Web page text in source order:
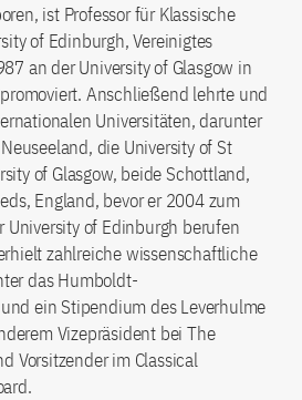
ist Professor für Klassische
of Edinburgh, Vereinigtes
an der University of Glasgow in
Anschließend lehrte und
Universitäten, darunter
die University of St
of Glasgow, beide Schottland,
England, bevor er 2004 zum
University of Edinburgh berufen
zahlreiche wissenschaftliche
das Humboldt-
ein Stipendium des Leverhulme
Vizepräsident bei The
Vorsitzender im Classical